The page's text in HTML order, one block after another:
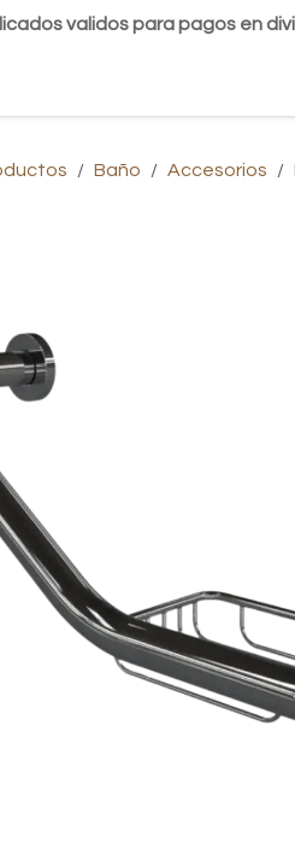
validos para pagos en
Baño Accesorios